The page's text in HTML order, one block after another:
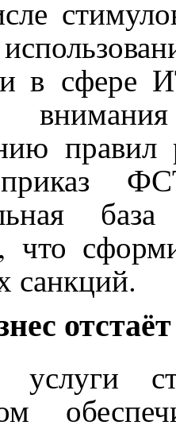
в сфере
санкций.
отстаёт